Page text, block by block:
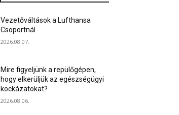
Vezetőváltások a Lufthansa
Csoportnál
2026.08.07.
Mire figyeljünk a repülőgépen,
hogy elkerüljük az egészségügyi
kockázatokat?
2026.08.06.